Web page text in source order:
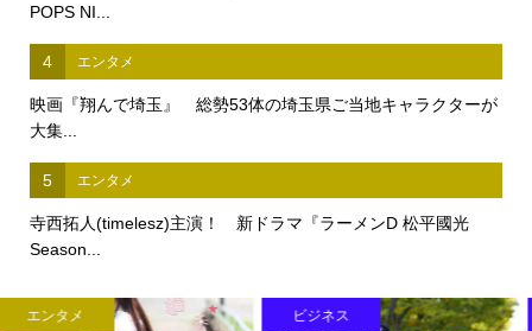
POPS NI...
4 エンタメ
映画『翔んで埼玉』 総勢53体の埼玉県ご当地キャラクターが
大集...
5 エンタメ
寺西拓人(timelesz)主演！ 新ドラマ『ラーメンD 松平國光
Season...
ビジネス ライフスタイル